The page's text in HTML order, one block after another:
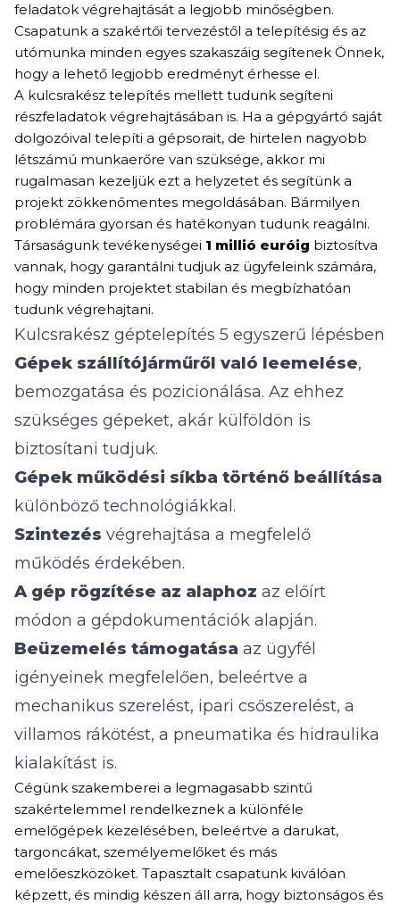
feladatok végrehajtását a legjobb minőségben.
Csapatunk a szakértői tervezéstől a telepítésig és az
utómunka minden egyes szakaszáig segítenek Önnek,
hogy a lehető legjobb eredményt érhesse el.
A kulcsrakész telepítés mellett tudunk segíteni
részfeladatok végrehajtásában is. Ha a gépgyártó saját
dolgozóival telepíti a gépsorait, de hirtelen nagyobb
létszámú munkaerőre van szüksége, akkor mi
rugalmasan kezeljük ezt a helyzetet és segítünk a
projekt zökkenőmentes megoldásában. Bármilyen
problémára gyorsan és hatékonyan tudunk reagálni.
Társaságunk tevékenységei 1 millió euróig biztosítva
vannak, hogy garantálni tudjuk az ügyfeleink számára,
hogy minden projektet stabilan és megbízhatóan
tudunk végrehajtani.
Kulcsrakész géptelepítés 5 egyszerű lépésben
Gépek szállítójárműről való leemelése,
bemozgatása és pozicionálása. Az ehhez
szükséges gépeket, akár külföldön is
biztosítani tudjuk.
Gépek működési síkba történő beállítása
különböző technológiákkal.
Szintezés végrehajtása a megfelelő
működés érdekében.
A gép rögzítése az alaphoz az előírt
módon a gépdokumentációk alapján.
Beüzemelés támogatása az ügyfél
igényeinek megfelelően, beleértve a
mechanikus szerelést, ipari csőszerelést, a
villamos rákötést, a pneumatika és hidraulika
kialakítást is.
Cégünk szakemberei a legmagasabb szintű
szakértelemmel rendelkeznek a különféle
emelőgépek kezelésében, beleértve a darukat,
targoncákat, személyemelőket és más
emelőeszközöket. Tapasztalt csapatunk kiválóan
képzett, és mindig készen áll arra, hogy biztonságos és